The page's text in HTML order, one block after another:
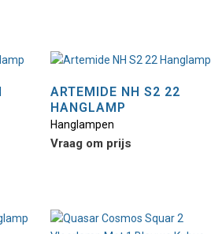
ARTEMIDE NH S2 22
HANGLAMP
Hanglampen
Vraag om prijs